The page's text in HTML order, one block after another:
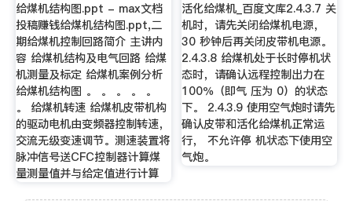
给煤机结构图.ppt - max文档
投稿赚钱给煤机结构图.ppt,二
期给煤机控制回路简介 主讲内
容 给煤机结构及电气回路 给煤
机测量及标定 给煤机案例分析
给煤机结构图 。 。 。 。 。
。 给煤机转速 给煤机皮带机构
的驱动电机由变频器控制转速，
交流无级变速调节。测速装置将
脉冲信号送CFC控制器计算煤
量测量值并与给定值进行计算
活化给煤机_百度文库2.4.3.7 关
机时，请先关闭给煤机电源，
30 秒钟后再关闭皮带机电源。
2.4.3.8 给煤机处于长时停机状
态时，请确认远程控制出力在
100％（即气 压为 0）的状态
下。 2.4.3.9 使用空气炮时请先
确认皮带和活化给煤机正常运
行， 不允许停 机状态下使用空
气炮。